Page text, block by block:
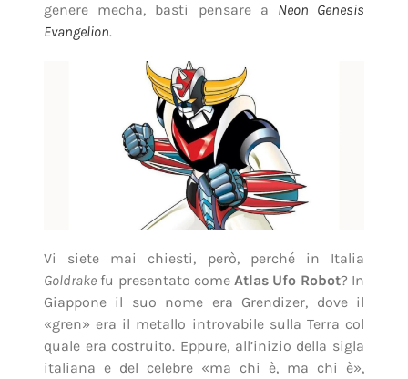
genere mecha, basti pensare a Neon Genesis
Evangelion.
Vi siete mai chiesti, però, perché in Italia
Goldrakefu presentato comeAtlas Ufo Robot? In
Giappone il suo nome era Grendizer, dove il
«gren» era il metallo introvabile sulla Terra col
quale era costruito. Eppure, all’inizio della sigla
italiana e del celebre «ma chi è, ma chi è»,